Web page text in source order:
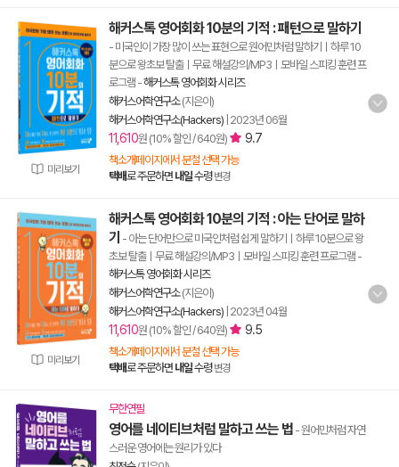
미리보기
해커스톡 영어회화 10분의 기적 : 패턴으로 말하기
- 미국인이 가장 많이 쓰는 표현으로 원어민처럼 말하기ㅣ하루 10
분으로 왕초보 탈출ㅣ무료 해설강의/MP3ㅣ모바일 스피킹 훈련 프
로그램 -해커스톡 영어회화 시리즈
해커스어학연구소(지은이)
해커스어학연구소(Hackers) 2023년 06월
11,610원 (10% 할인 / 640원) 9.7
책소개페이지에서 분철 선택 가능
택배로 주문하면 내일수령 변경
미리보기
해커스톡 영어회화 10분의 기적 : 아는 단어로 말하
기 - 아는 단어만으로 미국인처럼 쉽게 말하기ㅣ하루 10분으로 왕
초보 탈출ㅣ무료 해설강의/MP3ㅣ모바일 스피킹 훈련 프로그램 -
해커스톡 영어회화 시리즈
해커스어학연구소(지은이)
해커스어학연구소(Hackers) 2023년 04월
11,610원 (10% 할인 / 640원) 9.5
책소개페이지에서 분철 선택 가능
택배로 주문하면 내일수령 변경
무한연필
영어를 네이티브처럼 말하고 쓰는 법 - 원어민처럼 자연
스러운 영어에는 원리가 있다